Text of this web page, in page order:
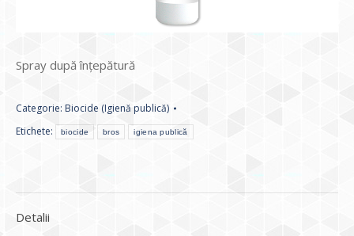
Spray după înțepătură
Categorie: Biocide (Igienă publică)
Etichete:
biocide bros igiena publică
Detalii